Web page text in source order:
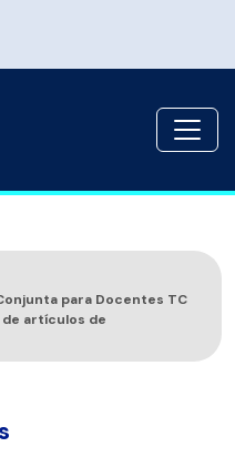
para Docentes TC
artículos de